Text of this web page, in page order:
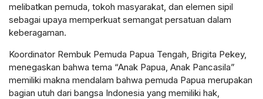
melibatkan pemuda, tokoh masyarakat, dan elemen sipil
sebagai upaya memperkuat semangat persatuan dalam
keberagaman.
Koordinator Rembuk Pemuda Papua Tengah, Brigita Pekey,
menegaskan bahwa tema “Anak Papua, Anak Pancasila”
memiliki makna mendalam bahwa pemuda Papua merupakan
bagian utuh dari bangsa Indonesia yang memiliki hak,